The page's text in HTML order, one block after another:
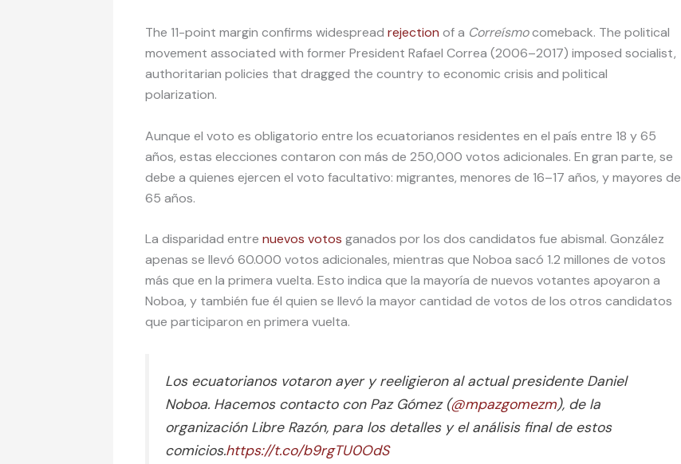
The 11-point margin confirms widespread rejection of a Correísmocomeback. The political
movement associated with former President Rafael Correa (2006–2017) imposed socialist,
authoritarian policies that dragged the country to economic crisis and political
polarization.
Aunque el voto es obligatorio entre los ecuatorianos residentes en el país entre 18 y 65
años, estas elecciones contaron con más de 250,000 votos adicionales. En gran parte, se
debe a quienes ejercen el voto facultativo: migrantes, menores de 16–17 años, y mayores de
65 años.
La disparidad entre nuevos votos ganados por los dos candidatos fue abismal. González
apenas se llevó 60.000 votos adicionales, mientras que Noboa sacó 1.2 millones de votos
más que en la primera vuelta. Esto indica que la mayoría de nuevos votantes apoyaron a
Noboa, y también fue él quien se llevó la mayor cantidad de votos de los otros candidatos
que participaron en primera vuelta.
Los ecuatorianos votaron ayer y reeligieron al actual presidente Daniel
Noboa. Hacemos contacto con Paz Gómez (@mpazgomezm), de la
organización Libre Razón, para los detalles y el análisis final de estos
comicios.https://t.co/b9rgTU0OdS